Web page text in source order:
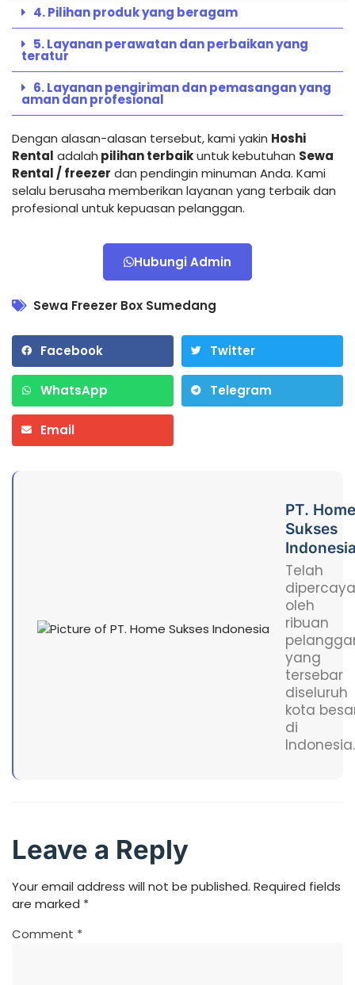
4. Pilihan produk yang beragam
5. Layanan perawatan dan perbaikan yang
teratur
6. Layanan pengiriman dan pemasangan yang
aman dan profesional
Dengan alasan-alasan tersebut, kami yakin Hoshi
Rental adalah pilihan terbaikuntuk kebutuhan Sewa
Rental / freezer dan pendingin minuman Anda. Kami
selalu berusaha memberikan layanan yang terbaik dan
profesional untuk kepuasan pelanggan.
Hubungi Admin
Sewa Freezer Box Sumedang
Facebook Twitter
WhatsApp Telegram
Email
PT. Home
Sukses
Telah
dipercaya
oleh
ribuan
yang
tersebar
diseluruh
kota
di
Indonesia.
Leave a Reply
Your email address will not be published. Required fields
are marked *
Comment *